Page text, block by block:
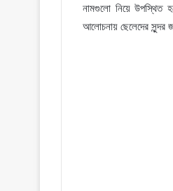
নামগুলো নিয়ে উপস্থিত
আলোচনায় ছেলেদের